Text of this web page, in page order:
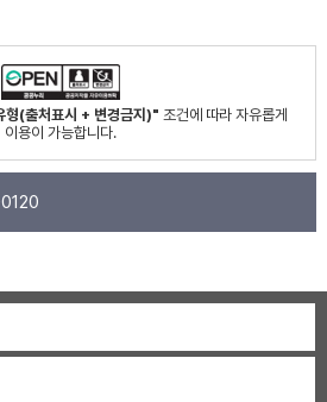
형(출처표시 + 변경금지)" 조건에 따라 자유롭게
이용이 가능합니다.